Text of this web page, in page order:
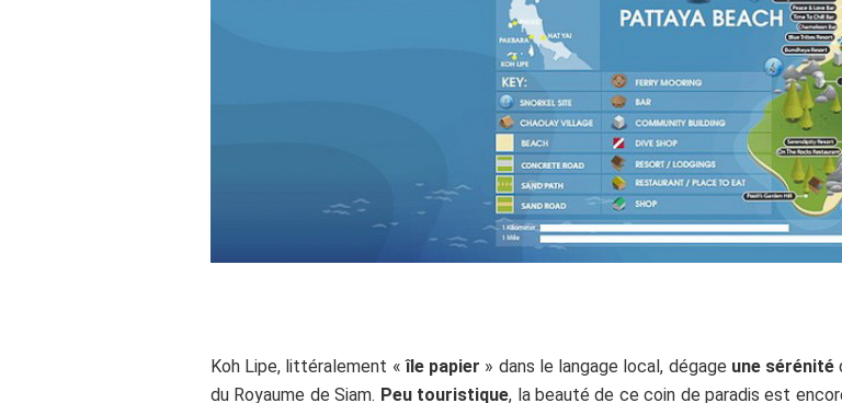
Koh Lipe, littéralement «île papier » dans le langage local, dégage une sérénité
du Royaume de Siam. Peu touristique, la beauté de ce coin de paradis est